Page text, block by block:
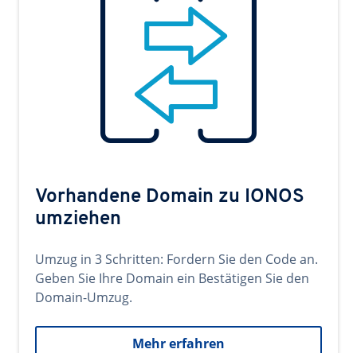
Vorhandene Domain zu IONOS
umziehen
Umzug in 3 Schritten: Fordern Sie den Code an.
Geben Sie Ihre Domain ein Bestätigen Sie den
Domain-Umzug.
Mehr erfahren